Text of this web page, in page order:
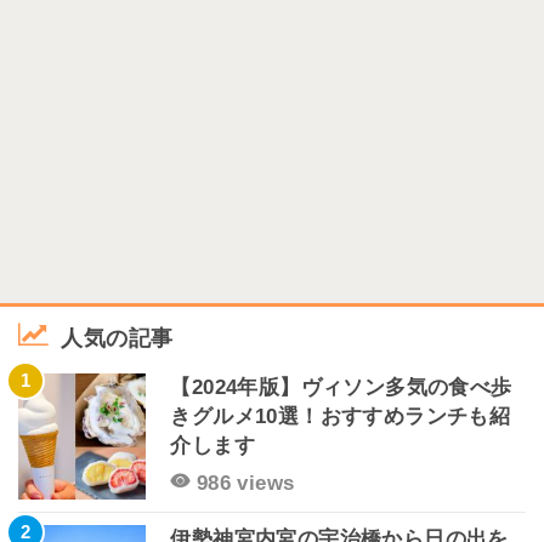
人気の記事
1
【2024年版】ヴィソン多気の食べ歩
きグルメ10選！おすすめランチも紹
介します
986 views
2